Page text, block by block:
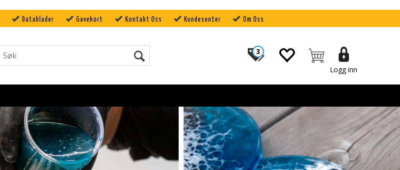
Datablader Gavekort Kontakt Oss Kundesenter Om Oss
Logg inn
3